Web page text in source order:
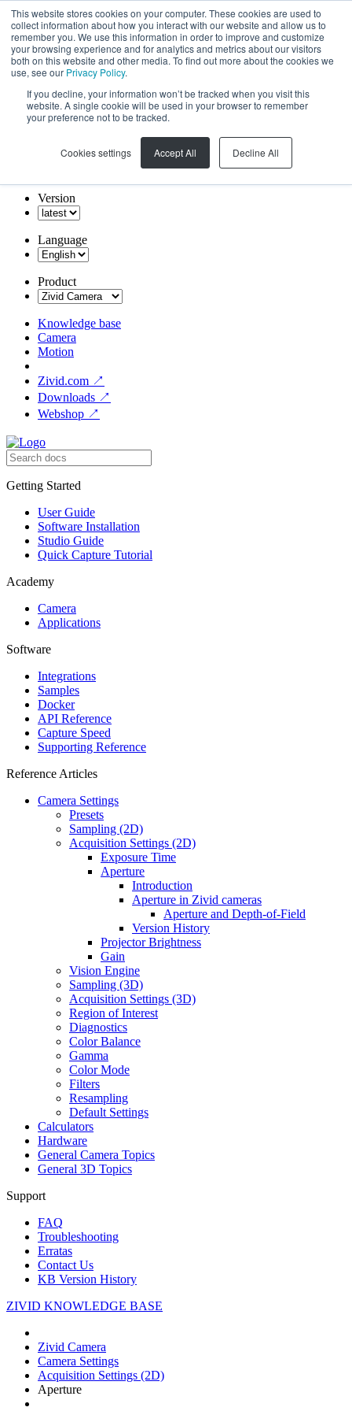
This website stores cookies on your computer. These cookies are used to
collect information about how you interact with our website and allow us to
remember you. We use this information in order to improve and customize
your browsing experience and for analytics and metrics about our visitors
both on this website and other media. To find out more about the cookies we
use, see our Privacy Policy.
If you decline, your information won’t be tracked when you visit this
website. A single cookie will be used in your browser to remember
your preference not to be tracked.
Cookies settings Accept All Decline All
Version
Language
Product
Knowledge base
Camera
Motion
Zivid.com ↗
Downloads ↗
Webshop ↗
Getting Started
User Guide
Software Installation
Studio Guide
Quick Capture Tutorial
Academy
Camera
Applications
Software
Integrations
Samples
Docker
API Reference
Capture Speed
Supporting Reference
Reference Articles
Camera Settings
Presets
Sampling (2D)
Acquisition Settings (2D)
Exposure Time
Aperture
Introduction
Aperture in Zivid cameras
Aperture and Depth-of-Field
Version History
Projector Brightness
Gain
Vision Engine
Sampling (3D)
Acquisition Settings (3D)
Region of Interest
Diagnostics
Color Balance
Gamma
Color Mode
Filters
Resampling
Default Settings
Calculators
Hardware
General Camera Topics
General 3D Topics
Support
FAQ
Troubleshooting
Erratas
Contact Us
KB Version History
ZIVID KNOWLEDGE BASE
Zivid Camera
Camera Settings
Acquisition Settings (2D)
Aperture